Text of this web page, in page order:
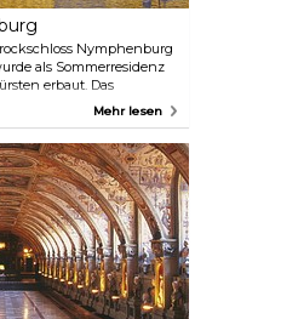
Nymphenburg
als Sommerresidenz
erbaut. Das
heute ein Museum,
und Pavillons sowie ein
mit einem Café zu finden
auch als Geburtsort
Mehr lesen